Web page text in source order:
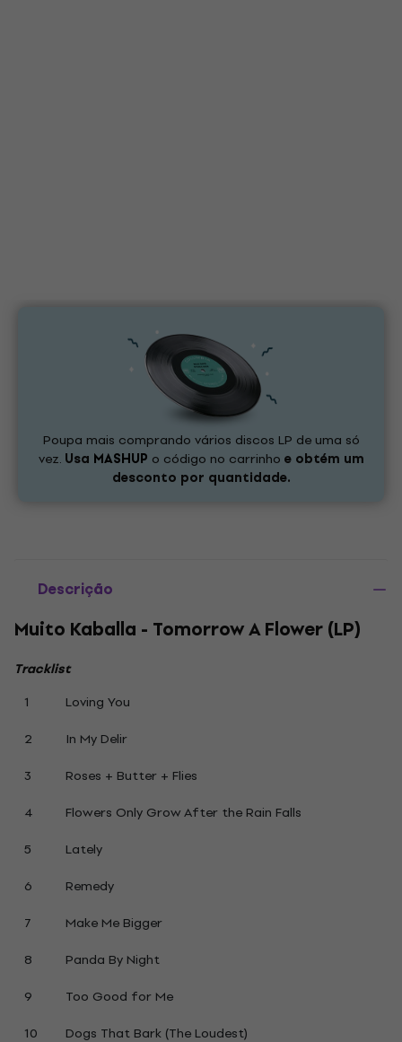
Poupa mais comprando vários discos LP de uma só
vez. Usa MASHUP o código no carrinho e obtém um
desconto por quantidade.
Descrição
Muito Kaballa - Tomorrow A Flower (LP)
Tracklist
1
Loving You
2
In My Delir
3
Roses + Butter + Flies
4
Flowers Only Grow After the Rain Falls
5
Lately
6
Remedy
7
Make Me Bigger
8
Panda By Night
9
Too Good for Me
10
Dogs That Bark (The Loudest)